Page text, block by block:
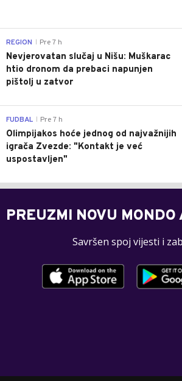
REGION Pre 7 h
Nevjerovatan slučaj u Nišu: Muškarac
htio dronom da prebaci napunjen
pištolj u zatvor
FUDBAL Pre 7 h
Olimpijakos hoće jednog od najvažnijih
igrača Zvezde: "Kontakt je već
uspostavljen"
PREUZMI NOVU
Savršen spoj vijesti i